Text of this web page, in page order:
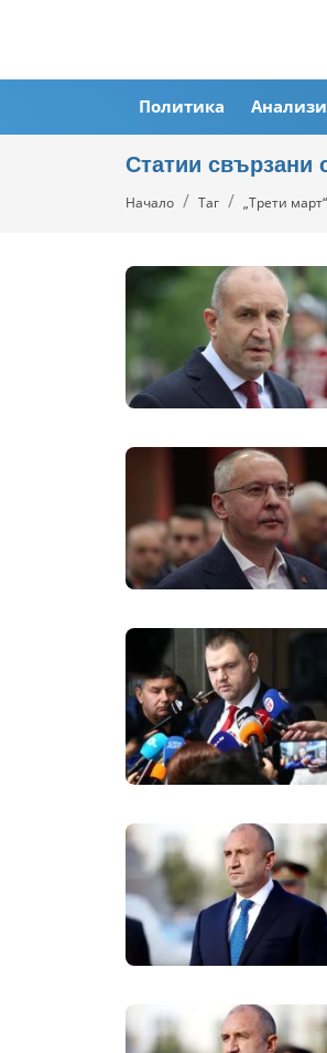
Политика Анализи
Статии свързани
Начало Таг „Трети март“